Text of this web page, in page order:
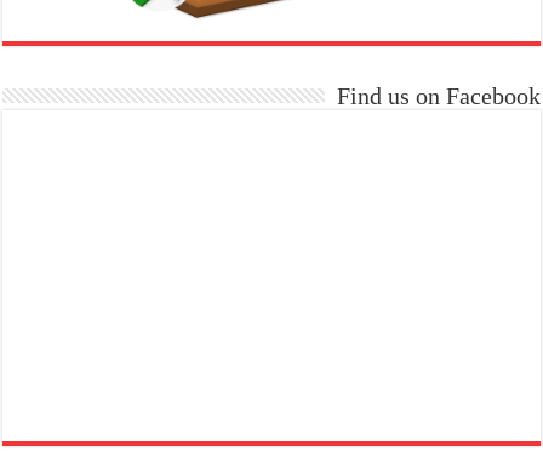
Find us on Facebook